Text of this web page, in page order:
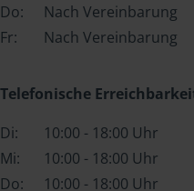
Do:
Nach Vereinbarung
Fr:
Nach Vereinbarung
Telefonische
Di:
10:00 - 18:00 Uhr
Mi:
10:00 - 18:00 Uhr
Do:
10:00 - 18:00 Uhr